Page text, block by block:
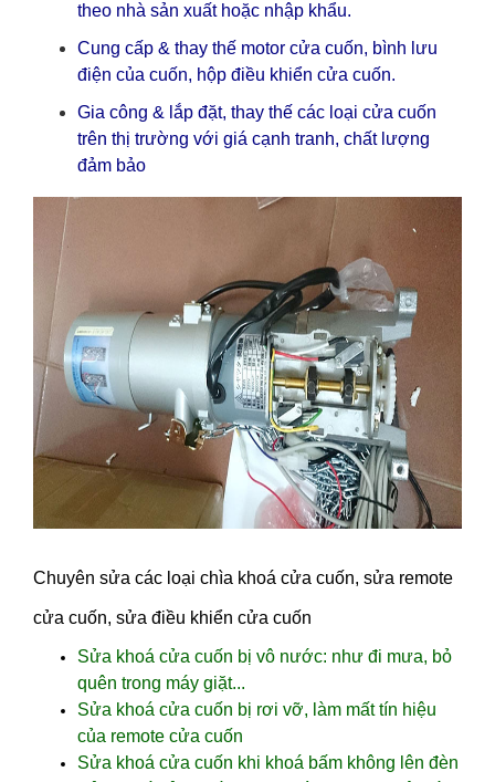
theo nhà sản xuất hoặc nhập khẩu.
Cung cấp & thay thế motor cửa cuốn, bình lưu
điện của cuốn, hộp điều khiển cửa cuốn.
Gia công & lắp đặt, thay thế các loại cửa cuốn
trên thị trường với giá cạnh tranh, chất lượng
đảm bảo
Chuyên sửa các loại chìa khoá cửa cuốn, sửa remote
cửa cuốn, sửa điều khiển cửa cuốn
Sửa khoá cửa cuốn bị vô nước: như đi mưa, bỏ
quên trong máy giặt...
Sửa khoá cửa cuốn bị rơi vỡ, làm mất tín hiệu
của remote cửa cuốn
Sửa khoá cửa cuốn khi khoá bấm không lên đèn